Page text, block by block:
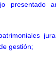
presentado
gestión;